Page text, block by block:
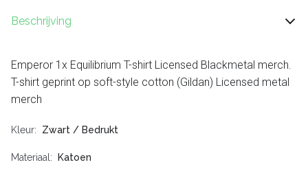
Beschrijving
Emperor 1x Equilibrium T-shirt Licensed Blackmetal merch.
T-shirt geprint op soft-style cotton (Gildan) Licensed metal
merch
Kleur Zwart / Bedrukt
Materiaal Katoen